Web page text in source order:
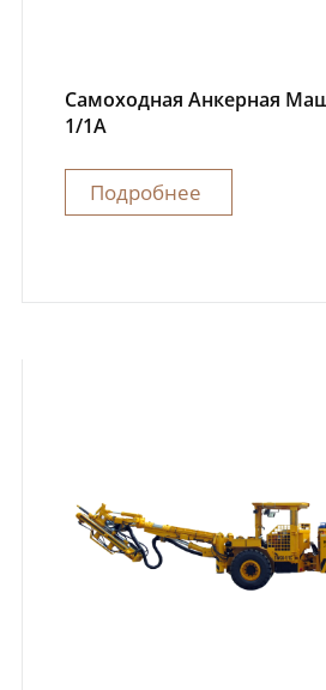
Самоходная Анкерная
1/1A
Подробнее